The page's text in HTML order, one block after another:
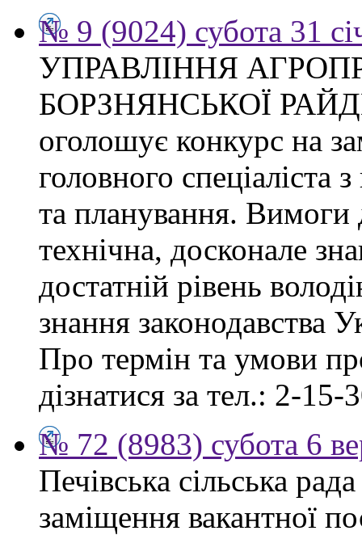
№ 9 (9024) субота 31
УПРАВЛІННЯ
БОРЗНЯНСЬКОЇ
оголошує конкурс на
головного спеціаліста
та планування. Вимоги
технічна, досконале
достатній рівень
знання законодавства
Про термін та умови
дізнатися за тел.: 2-
№ 72 (8983) субота 6
Печівська сільська
заміщення вакантної